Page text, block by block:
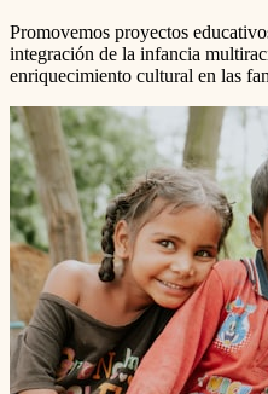
Promovemos proyectos
integración de la infancia
enriquecimiento cultural en las